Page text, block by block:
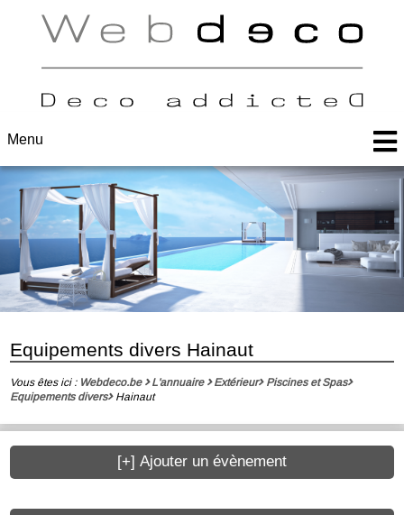
Menu
Equipements divers Hainaut
Vous êtes ici : Webdeco.be L'annuaire Extérieur
Piscines et Spas
Equipements divers
Hainaut
[+] Ajouter un évènement